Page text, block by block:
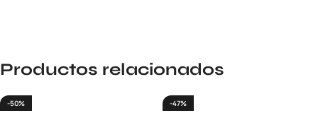
Productos relacionados
-50% -47%